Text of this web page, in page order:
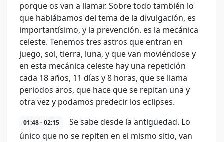
porque os van a llamar. Sobre todo también lo
que hablábamos del tema de la divulgación, es
importantísimo, y la prevención. es la mecánica
celeste. Tenemos tres astros que entran en
juego, sol, tierra, luna, y que van moviéndose y
en esta mecánica celeste hay una repetición
cada 18 años, 11 días y 8 horas, que se llama
periodos aros, que hace que se repitan una y
otra vez y podamos predecir los eclipses.
01:48 - 02:15
Se sabe desde la antigüedad. Lo
único que no se repiten en el mismo sitio, van